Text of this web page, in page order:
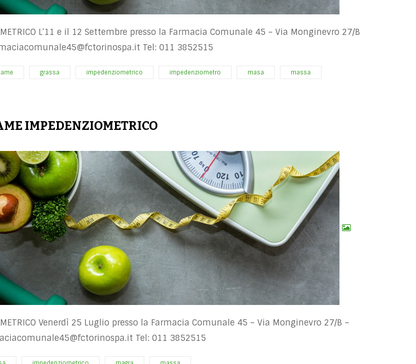
L’11 e il 12 Settembre presso la Farmacia Comunale 45 – Via Monginevro 27/B
Tel: 011 3852515
grassa impedenziometrico impedenziometro masa massa
IMPEDENZIOMETRICO
Venerdì 25 Luglio presso la Farmacia Comunale 45 – Via Monginevro 27/B –
Tel: 011 3852515